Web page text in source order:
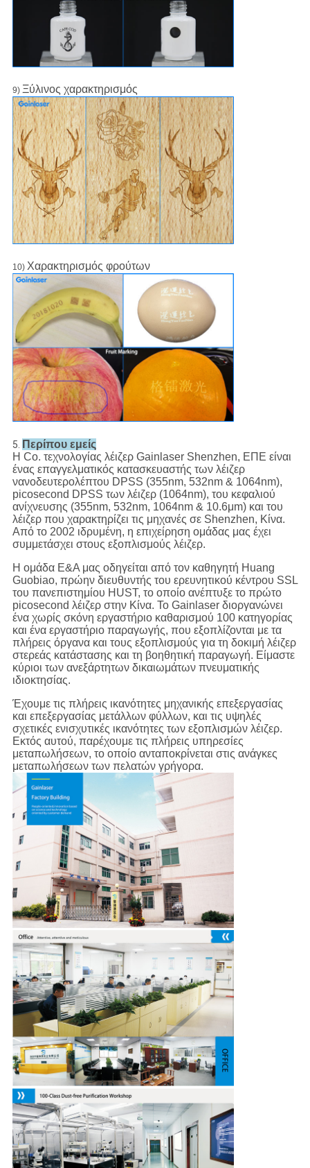
9) Ξύλινος χαρακτηρισμός
10) Χαρακτηρισμός φρούτων
5.
Περίπου εμείς
Η Co. τεχνολογίας λέιζερ Gainlaser Shenzhen, ΕΠΕ είναι
ένας επαγγελματικός κατασκευαστής των λέιζερ
νανοδευτερολέπτου DPSS (355nm, 532nm & 1064nm),
picosecond DPSS των λέιζερ (1064nm), του κεφαλιού
ανίχνευσης (355nm, 532nm, 1064nm & 10.6μm) και του
λέιζερ που χαρακτηρίζει τις μηχανές σε Shenzhen, Κίνα.
Από το 2002 ιδρυμένη, η επιχείρηση ομάδας μας έχει
συμμετάσχει στους εξοπλισμούς λέιζερ.
Η ομάδα Ε&Α μας οδηγείται από τον καθηγητή Huang
Guobiao, πρώην διευθυντής του ερευνητικού κέντρου SSL
του πανεπιστημίου HUST, το οποίο ανέπτυξε το πρώτο
picosecond λέιζερ στην Κίνα. Το Gainlaser διοργανώνει
ένα χωρίς σκόνη εργαστήριο καθαρισμού 100 κατηγορίας
και ένα εργαστήριο παραγωγής, που εξοπλίζονται με τα
πλήρεις όργανα και τους εξοπλισμούς για τη δοκιμή λέιζερ
στερεάς κατάστασης και τη βοηθητική παραγωγή. Είμαστε
κύριοι των ανεξάρτητων δικαιωμάτων πνευματικής
ιδιοκτησίας.
Έχουμε τις πλήρεις ικανότητες μηχανικής επεξεργασίας
και επεξεργασίας μετάλλων φύλλων, και τις υψηλές
σχετικές ενισχυτικές ικανότητες των εξοπλισμών λέιζερ.
Εκτός αυτού, παρέχουμε τις πλήρεις υπηρεσίες
μεταπωλήσεων, το οποίο ανταποκρίνεται στις ανάγκες
μεταπωλήσεων των πελατών γρήγορα.